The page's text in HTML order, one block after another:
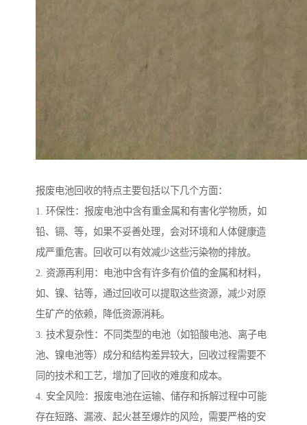
报废电池回收的特点主要包括以下几个方面：
1. 环保性：报废电池中含有重金属和有害化学物质，如
铅、镉、等，如果不妥善处理，会对环境和人体健康造
成严重危害。回收可以有效减少这些污染物的排放。
2. 资源再利用：电池中含有许多有价值的金属和材料，
如、镍、钴等，通过回收可以提取这些资源，减少对原
生矿产的依赖，降低资源消耗。
3. 技术复杂性：不同类型的电池（如铅酸电池、离子电
池、镍电池等）成分和结构差异较大，回收过程需要不
同的技术和工艺，增加了回收的难度和成本。
4. 安全风险：报废电池在运输、储存和拆解过程中可能
存在短路、漏液、起火甚至爆炸的风险，需要严格的安